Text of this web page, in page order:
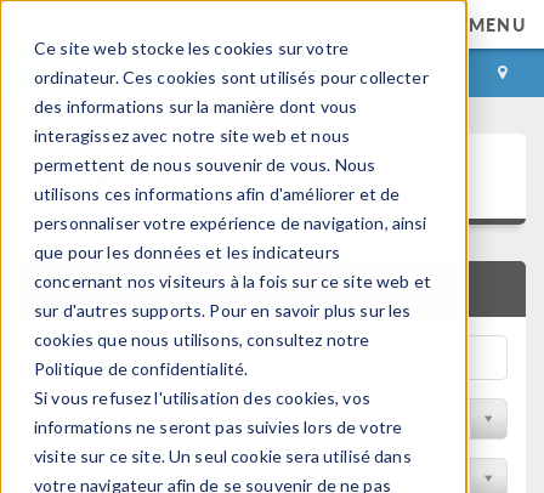
Ce site web stocke les cookies sur votre
ordinateur. Ces cookies sont utilisés pour collecter
des informations sur la manière dont vous
interagissez avec notre site web et nous
permettent de nous souvenir de vous. Nous
utilisons ces informations afin d'améliorer et de
personnaliser votre expérience de navigation, ainsi
que pour les données et les indicateurs
concernant nos visiteurs à la fois sur ce site web et
sur d'autres supports. Pour en savoir plus sur les
cookies que nous utilisons, consultez notre
Politique de confidentialité.
Si vous refusez l'utilisation des cookies, vos
informations ne seront pas suivies lors de votre
visite sur ce site. Un seul cookie sera utilisé dans
votre navigateur afin de se souvenir de ne pas
MENU
CONNEXION CONTACT
Bibliothèque d'Applications
RECHERCHE RAPIDE
Trier par Discipline
Filtrer par produit